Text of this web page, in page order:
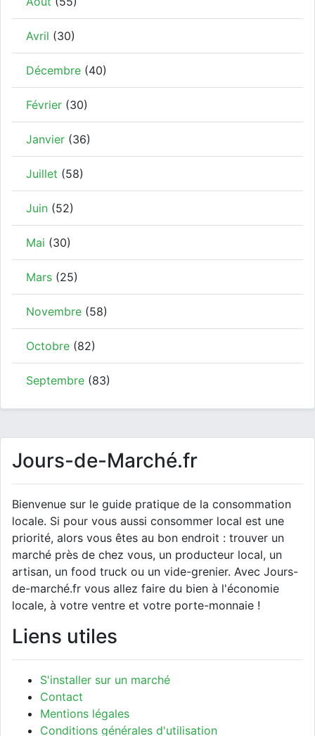
Avril (30)
Décembre (40)
Février (30)
Janvier (36)
Juillet (58)
Juin (52)
Mai (30)
Mars (25)
Novembre (58)
Octobre (82)
Septembre (83)
Jours-de-Marché.fr
Bienvenue sur le guide pratique de la consommation
locale. Si pour vous aussi consommer local est une
priorité, alors vous êtes au bon endroit : trouver un
marché près de chez vous, un producteur local, un
artisan, un food truck ou un vide-grenier. Avec Jours-
de-marché.fr vous allez faire du bien à l'économie
locale, à votre ventre et votre porte-monnaie !
Liens utiles
S'installer sur un marché
Contact
Mentions légales
Conditions générales d'utilisation